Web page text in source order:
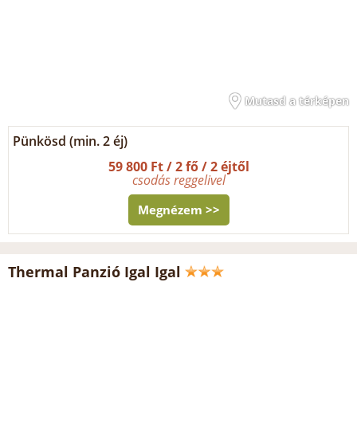
Mutasd a térképen
Pünkösd (min. 2 éj)
59 800 Ft / 2 fő / 2 éjtől
csodás reggelivel
Megnézem >>
Thermal Panzió Igal Igal